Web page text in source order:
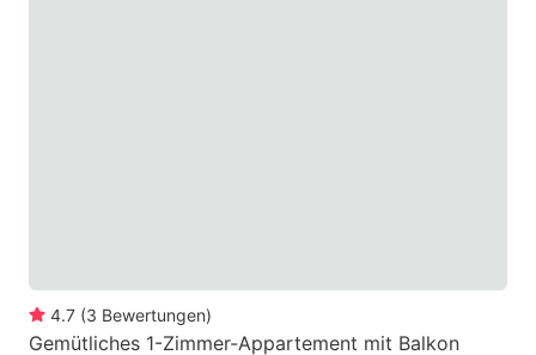
4.7 (3 Bewertungen)
Gemütliches 1-Zimmer-Appartement mit Balkon